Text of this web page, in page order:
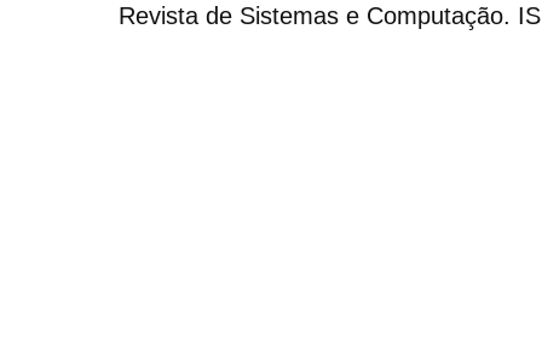
Revista de Sistemas e Computação.